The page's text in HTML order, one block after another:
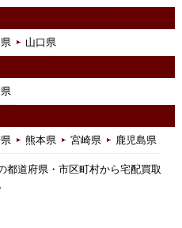
山口県
熊本県 宮崎県 鹿児島県
都道府県・市区町村から宅配買取